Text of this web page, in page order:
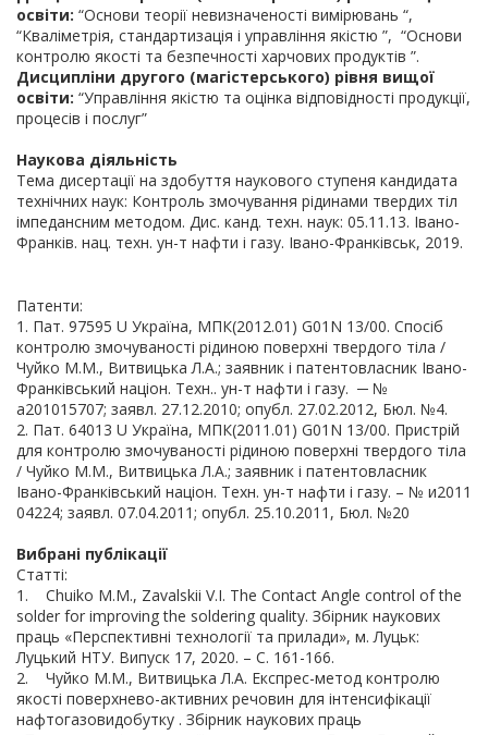
освіти: “Основи теорії невизначеності вимірювань “,
“Кваліметрія, стандартизація і управління якістю ”, “Основи
контролю якості та безпечності харчових продуктів ”.
Дисципліни другого (магістерського) рівня вищої
освіти: “Управління якістю та оцінка відповідності продукції,
процесів і послуг”
Наукова діяльність
Тема дисертації на здобуття наукового ступеня кандидата
технічних наук: Контроль змочування рідинами твердих тіл
імпедансним методом. Дис. канд. техн. наук: 05.11.13. Івано-
Франків. нац. техн. ун-т нафти і газу. Івано-Франківськ, 2019.
Патенти:
1. Пат. 97595 U Україна, МПК(2012.01) G01N 13/00. Спосіб
контролю змочуваності рідиною поверхні твердого тіла /
Чуйко М.М., Витвицька Л.А.; заявник і патентовласник Івано-
Франківський націон. Техн.. ун-т нафти і газу. ─ №
а201015707; заявл. 27.12.2010; опубл. 27.02.2012, Бюл. №4.
2. Пат. 64013 U Україна, МПК(2011.01) G01N 13/00. Пристрій
для контролю змочуваності рідиною поверхні твердого тіла
/ Чуйко М.М., Витвицька Л.А.; заявник і патентовласник
Івано-Франківський націон. Техн. ун-т нафти і газу. – № и2011
04224; заявл. 07.04.2011; опубл. 25.10.2011, Бюл. №20
Вибрані публікації
Статті:
1. Chuiko М.М., Zavalskii V.I. The Contact Angle control of the
solder for improving the soldering quality. Збірник наукових
праць «Перспективні технології та прилади», м. Луцьк:
Луцький НТУ. Випуск 17, 2020. – С. 161-166.
2. Чуйко М.М., Витвицька Л.А. Експрес-метод контролю
якості поверхнево-активних речовин для інтенсифікації
нафтогазовидобутку . Збірник наукових праць